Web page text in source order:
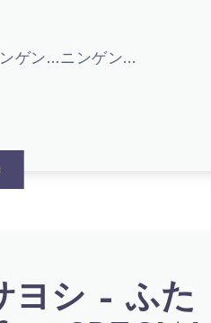
ゲン…ニンゲン…
ヨシ – ふた